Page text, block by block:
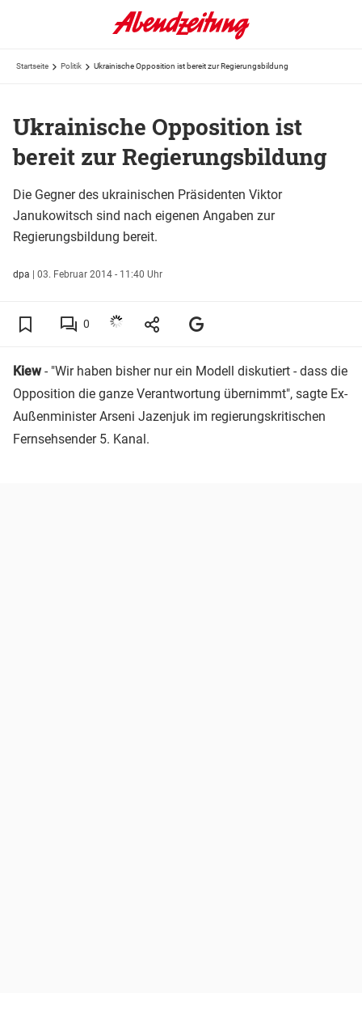
Startseite Politik Ukrainische Opposition ist bereit zur Regierungsbildung
Ukrainische Opposition ist
bereit zur Regierungsbildung
Die Gegner des ukrainischen Präsidenten Viktor
Janukowitsch sind nach eigenen Angaben zur
Regierungsbildung bereit.
dpa | 03. Februar 2014 - 11:40 Uhr
0
Kiew- "Wir haben bisher nur ein Modell diskutiert - dass die
Opposition die ganze Verantwortung übernimmt", sagte Ex-
Außenminister Arseni Jazenjuk im regierungskritischen
Fernsehsender 5. Kanal.